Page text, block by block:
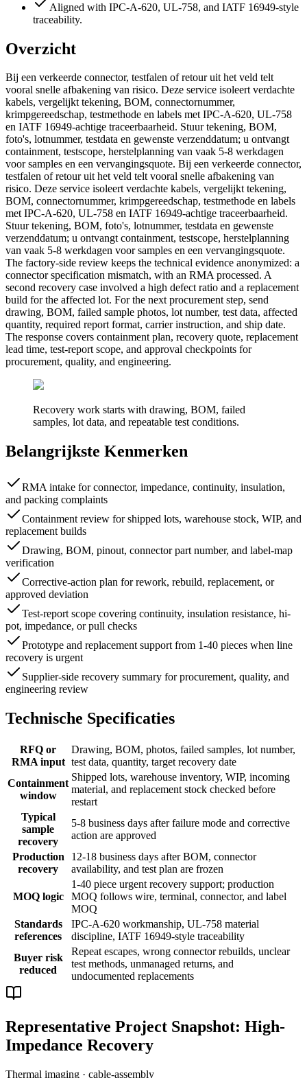
Aligned with IPC-A-620, UL-758, and IATF 16949-style
traceability.
Overzicht
Bij een verkeerde connector, testfalen of retour uit het veld telt
vooral snelle afbakening van risico. Deze service isoleert verdachte
kabels, vergelijkt tekening, BOM, connectornummer,
krimpgereedschap, testmethode en labels met IPC-A-620, UL-758
en IATF 16949-achtige traceerbaarheid. Stuur tekening, BOM,
foto's, lotnummer, testdata en gewenste verzenddatum; u ontvangt
containment, testscope, herstelplanning van vaak 5-8 werkdagen
voor samples en een vervangingsquote. Bij een verkeerde connector,
testfalen of retour uit het veld telt vooral snelle afbakening van
risico. Deze service isoleert verdachte kabels, vergelijkt tekening,
BOM, connectornummer, krimpgereedschap, testmethode en labels
met IPC-A-620, UL-758 en IATF 16949-achtige traceerbaarheid.
Stuur tekening, BOM, foto's, lotnummer, testdata en gewenste
verzenddatum; u ontvangt containment, testscope, herstelplanning
van vaak 5-8 werkdagen voor samples en een vervangingsquote.
The factory-side review keeps the technical evidence anonymized: a
connector specification mismatch, with an RMA processed. A
second recovery case involved a high defect ratio and a replacement
build for the affected lot. For the next procurement step, send
drawing, BOM, failed sample photos, lot number, test data, affected
quantity, required report format, carrier instruction, and ship date.
The response covers containment plan, recovery quote, replacement
lead time, test-report scope, and approval checkpoints for
procurement, quality, and engineering.
Recovery work starts with drawing, BOM, failed
samples, lot data, and repeatable test conditions.
Belangrijkste Kenmerken
RMA intake for connector, impedance, continuity, insulation,
and packing complaints
Containment review for shipped lots, warehouse stock, WIP, and
replacement builds
Drawing, BOM, pinout, connector part number, and label-map
verification
Corrective-action plan for rework, rebuild, replacement, or
approved deviation
Test-report scope covering continuity, insulation resistance, hi-
pot, impedance, or pull checks
Prototype and replacement support from 1-40 pieces when line
recovery is urgent
Supplier-side recovery summary for procurement, quality, and
engineering review
Technische Specificaties
RFQ or
RMA input
Drawing, BOM, photos, failed samples, lot number,
test data, quantity, target recovery date
Containment
window
Shipped lots, warehouse inventory, WIP, incoming
material, and replacement stock checked before
restart
Typical
sample
recovery
5-8 business days after failure mode and corrective
action are approved
Production
recovery
12-18 business days after BOM, connector
availability, and test plan are frozen
MOQ logic
1-40 piece urgent recovery support; production
MOQ follows wire, terminal, connector, and label
MOQ
Standards
references
IPC-A-620 workmanship, UL-758 material
discipline, IATF 16949-style traceability
Buyer risk
reduced
Repeat escapes, wrong connector rebuilds, unclear
test methods, unmanaged returns, and
undocumented replacements
Representative Project Snapshot: High-
Impedance Recovery
Thermal imaging · cable-assembly